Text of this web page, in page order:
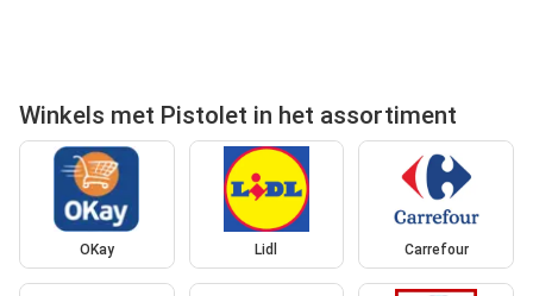
Winkels met Pistolet in het assortiment
OKay Lidl Carrefour